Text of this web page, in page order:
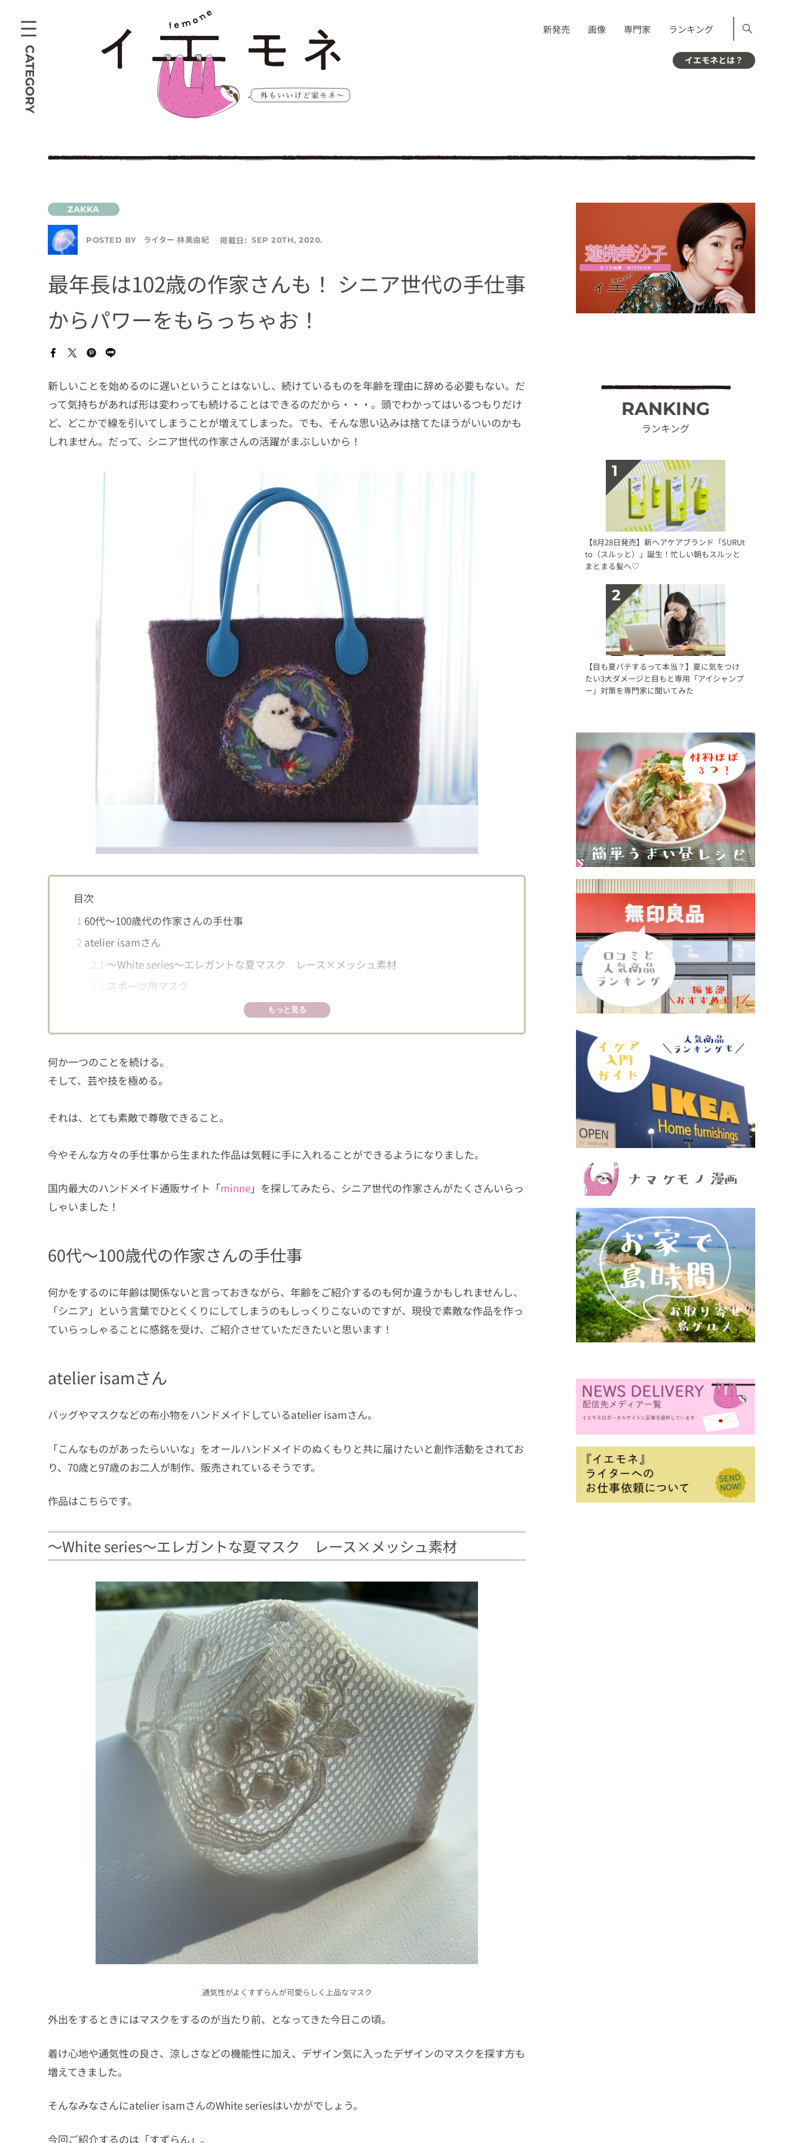
CATEGORY
新発売 画像 専門家 ランキング
イエモネとは？
POSTED BY ライター 林美由紀 掲載日: SEP 20TH, 2020.
最年長は102歳の作家さんも！ シニア世代の手仕事
からパワーをもらっちゃお！
新しいことを始めるのに遅いということはないし、続けているものを年齢を理由に辞める必要もない。だ
って気持ちがあれば形は変わっても続けることはできるのだから・・・。頭でわかってはいるつもりだけ
ど、どこかで線を引いてしまうことが増えてしまった。でも、そんな思い込みは捨てたほうがいいのかも
しれません。だって、シニア世代の作家さんの活躍がまぶしいから！
目次
1 60代～100歳代の作家さんの手仕事
2 atelier isamさん
2.1 〜White series〜エレガントな夏マスク レース×メッシュ素材
スポーツ用マスク
3タミーズさん
3.2 コサージュ 欧州フェルトのお花３WAYブローチ・モノトーン
4 100YEARSさん
4.2パッチワークポーチ２点セット
4.3クリスマス柄☆パッチワークポーチ
もっと見る
何か一つのことを続ける。
そして、芸や技を極める。
それは、とても素敵で尊敬できること。
今やそんな方々の手仕事から生まれた作品は気軽に手に入れることができるようになりました。
国内最大のハンドメイド通販サイト「minne」を探してみたら、シニア世代の作家さんがたくさんいらっ
しゃいました！
60代～100歳代の作家さんの手仕事
何かをするのに年齢は関係ないと言っておきながら、年齢をご紹介するのも何か違うかもしれませんし、
「シニア」という言葉でひとくくりにしてしまうのもしっくりこないのですが、現役で素敵な作品を作っ
ていらっしゃることに感銘を受け、ご紹介させていただきたいと思います！
atelier isamさん
バッグやマスクなどの布小物をハンドメイドしているatelier isamさん。
「こんなものがあったらいいな」をオールハンドメイドのぬくもりと共に届けたいと創作活動をされてお
り、70歳と97歳のお二人が制作、販売されているそうです。
作品はこちらです。
〜White series〜エレガントな夏マスク レース×メッシュ素材
通気性がよくすずらんが可愛らしく上品なマスク
外出をするときにはマスクをするのが当たり前、となってきた今日この頃。
着け心地や通気性の良さ、涼しさなどの機能性に加え、デザイン気に入ったデザインのマスクを探す方も
増えてきました。
そんなみなさんにatelier isamさんのWhite seriesはいかがでしょう。
今回ご紹介するのは「すずらん」。
RANKING
ランキング
【8月28日発売】新ヘアケアブランド「SURUt
to（スルッと）」誕生！忙しい朝もスルッと
まとまる髪へ♡
【目も夏バテするって本当？】夏に気をつけ
たい3大ダメージと目もと専用「アイシャンプ
ー」対策を専門家に聞いてみた